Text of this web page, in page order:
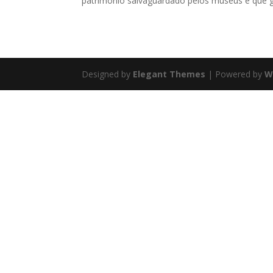
Designed by Elegant Themes | Powered by